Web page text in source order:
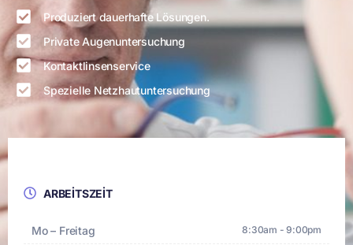
Produziert dauerhafte Lösungen.
Private Augenuntersuchung
Kontaktlinsenservice
Spezielle Netzhautuntersuchung
ARBEITSZEIT
Mo – Freitag 8:30am - 9:00pm